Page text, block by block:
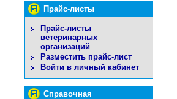
Прайс-листы
Прайс-листы
ветеринарных
организаций
Разместить прайс-лист
Войти в личный кабинет
Справочная